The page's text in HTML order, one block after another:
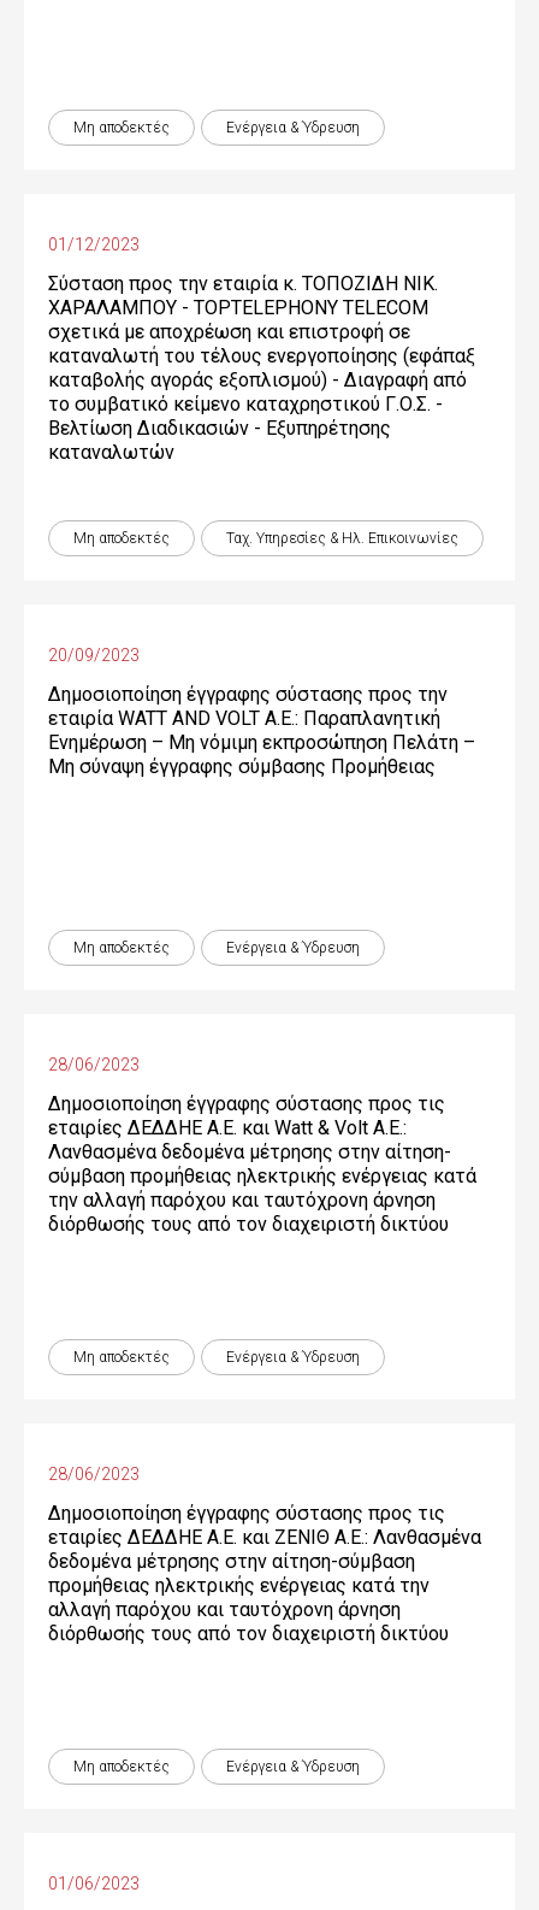
Μη αποδεκτές Ενέργεια & Ύδρευση
01/12/2023
Σύσταση προς την εταιρία κ. ΤΟΠΟΖΙΔΗ ΝΙΚ.
ΧΑΡΑΛΑΜΠΟΥ - TOPTELEPHONY TELECOM
σχετικά με αποχρέωση και επιστροφή σε
καταναλωτή του τέλους ενεργοποίησης (εφάπαξ
καταβολής αγοράς εξοπλισμού) - Διαγραφή από
το συμβατικό κείμενο καταχρηστικού Γ.Ο.Σ. -
Βελτίωση Διαδικασιών - Εξυπηρέτησης
καταναλωτών
Μη αποδεκτές Ταχ. Υπηρεσίες & Ηλ. Επικοινωνίες
20/09/2023
Δημοσιοποίηση έγγραφης σύστασης προς την
εταιρία WATT AND VOLT A.E.: Παραπλανητική
Ενημέρωση – Μη νόμιμη εκπροσώπηση Πελάτη –
Μη σύναψη έγγραφης σύμβασης Προμήθειας
Μη αποδεκτές Ενέργεια & Ύδρευση
28/06/2023
Δημοσιοποίηση έγγραφης σύστασης προς τις
εταιρίες ΔΕΔΔΗΕ Α.Ε. και Watt & Volt Α.Ε.:
Λανθασμένα δεδομένα μέτρησης στην αίτηση-
σύμβαση προμήθειας ηλεκτρικής ενέργειας κατά
την αλλαγή παρόχου και ταυτόχρονη άρνηση
διόρθωσής τους από τον διαχειριστή δικτύου
Μη αποδεκτές Ενέργεια & Ύδρευση
28/06/2023
Δημοσιοποίηση έγγραφης σύστασης προς τις
εταιρίες ΔΕΔΔΗΕ Α.Ε. και ΖΕΝΙΘ Α.Ε.: Λανθασμένα
δεδομένα μέτρησης στην αίτηση-σύμβαση
προμήθειας ηλεκτρικής ενέργειας κατά την
αλλαγή παρόχου και ταυτόχρονη άρνηση
διόρθωσής τους από τον διαχειριστή δικτύου
Μη αποδεκτές Ενέργεια & Ύδρευση
01/06/2023